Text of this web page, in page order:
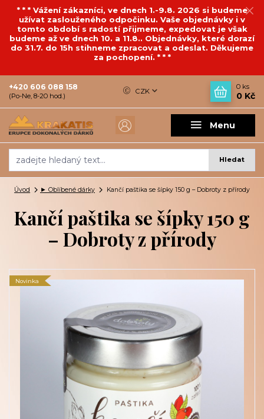
* * * Vážení zákazníci, ve dnech 1.-9.8. 2026 si budeme
užívat zaslouženého odpočinku. Vaše objednávky i v
tomto období s radostí přijmeme, expedovat je však
budeme až ve dnech 10. a 11.8.. Objednávky, které dorazí
do 31.7. do 15h stihneme zpracovat a odeslat. Děkujeme
za pochopení. * * *
Menu
CZK
Hledat
+420 606 088 158
(Po-Ne, 8-20 hod.)
0 ks
0 Kč
Úvod ► Oblíbené dárky Kančí paštika se šípky 150 g – Dobroty z přírody
Kančí paštika se šípky 150 g
– Dobroty z přírody
Novinka